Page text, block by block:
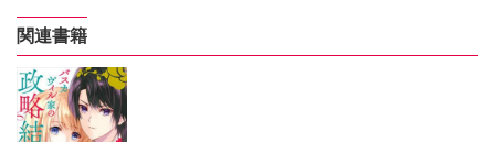
関連書籍